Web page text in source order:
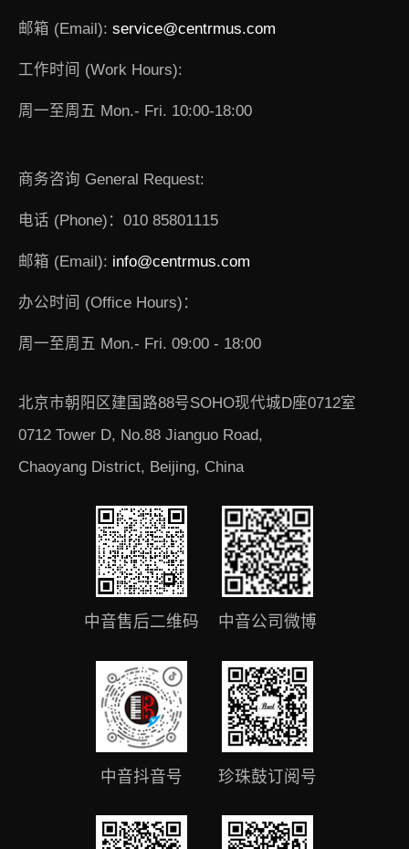
邮箱 (Email): service@centrmus.com
工作时间 (Work Hours):
周一至周五 Mon.- Fri. 10:00-18:00
商务咨询 General Request:
电话 (Phone)：010 85801115
邮箱 (Email): info@centrmus.com
办公时间 (Office Hours)：
周一至周五 Mon.- Fri. 09:00 - 18:00
北京市朝阳区建国路88号SOHO现代城D座0712室
0712 Tower D, No.88 Jianguo Road,
Chaoyang District, Beijing, China
中音售后二维码 中音公司微博
中音抖音号 珍珠鼓订阅号